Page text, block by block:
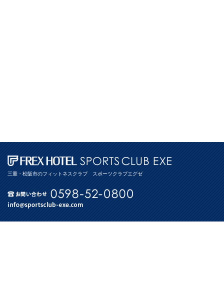
三重・松阪市のフィットネスクラブ スポーツクラブエグゼ